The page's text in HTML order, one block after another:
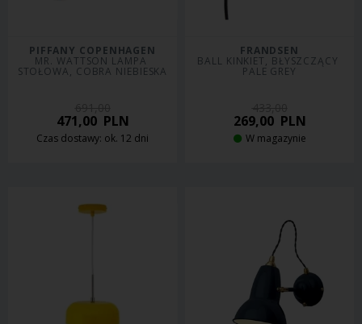
PIFFANY COPENHAGEN
MR. WATTSON LAMPA
STOŁOWA, COBRA NIEBIESKA
471,00PLN
Czas dostawy: ok. 12 dni
FRANDSEN
BALL KINKIET, BŁYSZCZĄCY
PALE GREY
269,00PLN
W magazynie